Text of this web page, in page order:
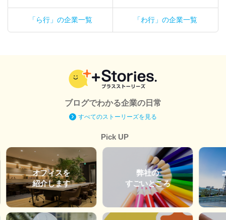
「ら行」の企業一覧 「わ行」の企業一覧
ブログでわかる企業の日常
すべてのストーリーズを見る
Pick UP
オフィスを
紹介します
弊社の
すごいところ